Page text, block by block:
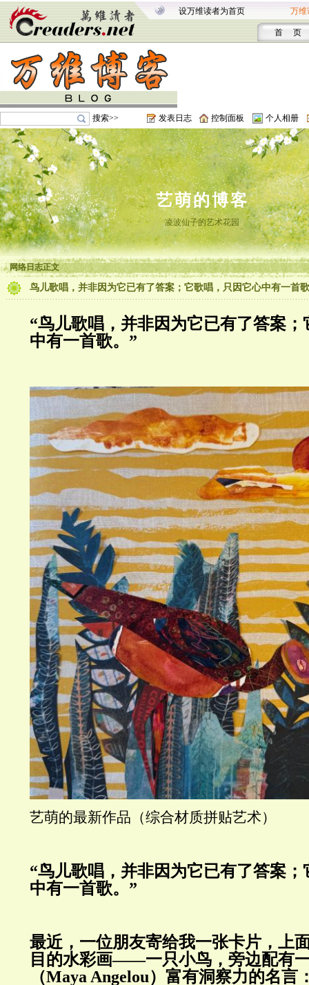
设万维读者为首页 万维
首 页
搜索>> 发表日志 控制面板 个人相册
艺萌的博客
凌波仙子的艺术花园
网络日志正文
鸟儿歌唱，并非因为它已有了答案；它歌唱，只因它心中有一首
“鸟儿歌唱，并非因为它已有了答案
中有一首歌。”
艺萌的最新作品（综合材质拼贴艺术）
“鸟儿歌唱，并非因为它已有了答案
中有一首歌。”
最近，一位朋友寄给我一张卡片，上
目的水彩画——一只小鸟，旁边配有
（Maya Angelou）富有洞察力的名言